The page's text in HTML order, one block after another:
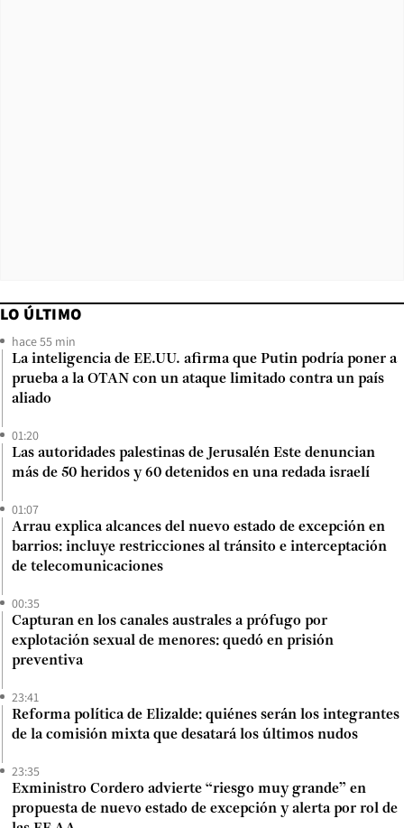
LO ÚLTIMO
hace 55 min
La inteligencia de EE.UU. afirma que Putin podría poner a
prueba a la OTAN con un ataque limitado contra un país
aliado
01:20
Las autoridades palestinas de Jerusalén Este denuncian
más de 50 heridos y 60 detenidos en una redada israelí
01:07
Arrau explica alcances del nuevo estado de excepción en
barrios: incluye restricciones al tránsito e interceptación
de telecomunicaciones
00:35
Capturan en los canales australes a prófugo por
explotación sexual de menores: quedó en prisión
preventiva
23:41
Reforma política de Elizalde: quiénes serán los integrantes
de la comisión mixta que desatará los últimos nudos
23:35
Exministro Cordero advierte “riesgo muy grande” en
propuesta de nuevo estado de excepción y alerta por rol de